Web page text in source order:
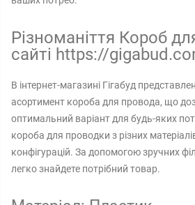
Різноманіття Короб
сайті https://
В інтернет-магазині Гігабуд
асортимент короба для провода, що
оптимальний варіант для будь-яких
короба для проводки з різних
конфігурацій. За допомогою зручних
легко знайдете потрібний товар.